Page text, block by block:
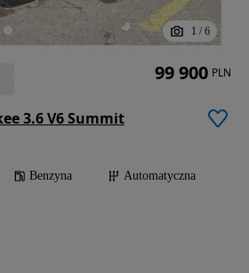
1 / 6
3.6 V6 Summit
Benzyna
Automatyczna
99 900 PLN